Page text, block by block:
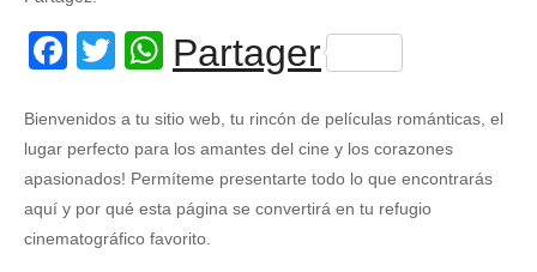
Facebook
TwitterWhatsApp
Partager
Bienvenidos a tu sitio web, tu rincón de películas románticas, el
lugar perfecto para los amantes del cine y los corazones
apasionados! Permíteme presentarte todo lo que encontrarás
aquí y por qué esta página se convertirá en tu refugio
cinematográfico favorito.